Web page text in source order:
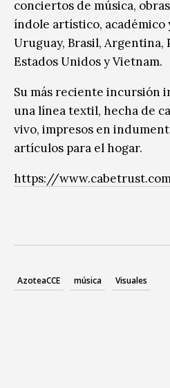
conciertos de música,
índole artístico, académico
Uruguay, Brasil, Argentina,
Estados Unidos y Vietnam.
Su más reciente incursión
una línea textil, hecha de
vivo, impresos en
artículos para el hogar.
https://
AzoteaCCE música Visuales